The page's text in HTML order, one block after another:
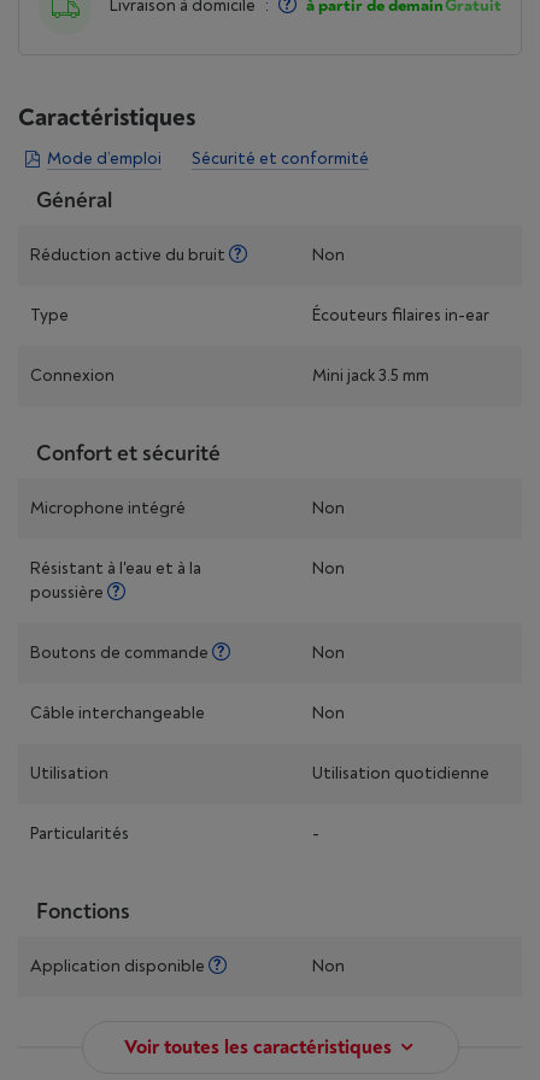
Livraison à domicile : à partir de demainGratuit
Caractéristiques
Mode d’emploi Sécurité et conformité
Général
Réduction active du bruit Non
Type Écouteurs filaires in-ear
Connexion Mini jack 3.5 mm
Confort et sécurité
Microphone intégré Non
Résistant à l'eau et à la
poussière
Non
Boutons de commande Non
Câble interchangeable Non
Utilisation Utilisation quotidienne
Particularités -
Fonctions
Application disponible Non
Voir toutes les caractéristiques